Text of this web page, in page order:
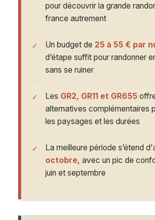
pour découvrir la grande
france autrement
Un budget de 25 à 55 € par
d’étape suffit pour randonner
sans se ruiner
Les GR2, GR11 et GR655
alternatives complémentaires
les paysages et les durées
La meilleure période s’étend d’
octobre, avec un pic de
juin et septembre